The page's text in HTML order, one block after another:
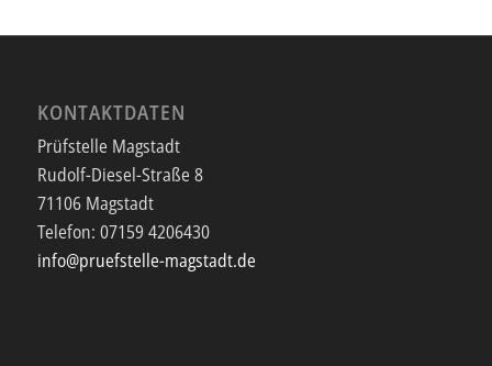
KONTAKTDATEN
Prüfstelle Magstadt
Rudolf-Diesel-Straße 8
71106 Magstadt
Telefon: 07159 4206430
info@pruefstelle-magstadt.de